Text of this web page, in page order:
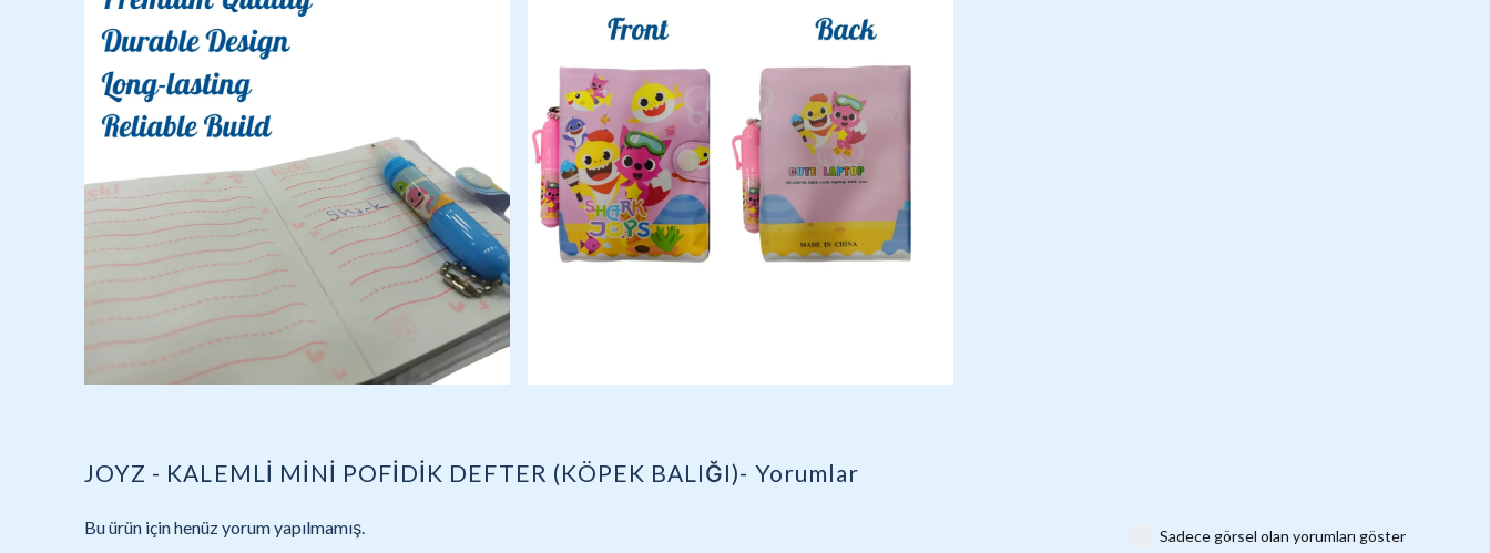
JOYZ - KALEMLİ MİNİ POFİDİK DEFTER (KÖPEK BALIĞI)- Yorumlar
Bu ürün için henüz yorum yapılmamış. Sadece görsel olan yorumları göster